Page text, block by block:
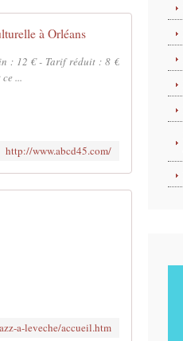
à Orléans
: 12 € - Tarif réduit : 8 €
...
http://www.abcd45.com/
a-leveche/accueil.htm